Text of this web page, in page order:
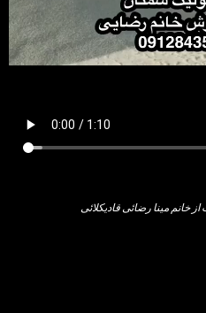
خانم مینا رضائی قادیکلائی